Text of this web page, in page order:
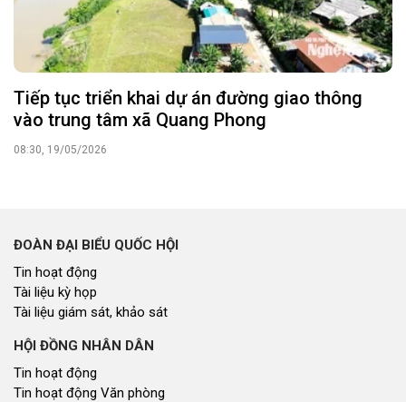
Tiếp tục triển khai dự án đường giao thông
vào trung tâm xã Quang Phong
08:30, 19/05/2026
ĐOÀN ĐẠI BIỂU QUỐC HỘI
Tin hoạt động
Tài liệu kỳ họp
Tài liệu giám sát, khảo sát
HỘI ĐỒNG NHÂN DÂN
Tin hoạt động
Tin hoạt động Văn phòng